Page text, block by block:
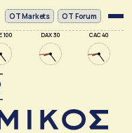
100 DAX 30 CAC 40
ΟΤ Markets OT Forum